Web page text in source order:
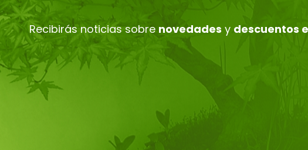
Recibirás noticias sobre novedades y descuentos